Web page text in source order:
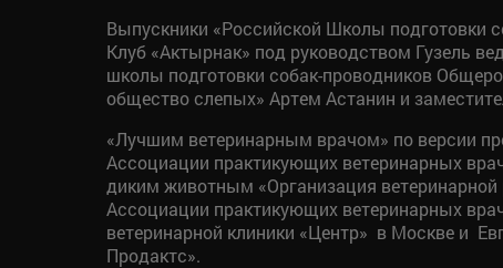
Выпускники «Российской Школы подготовки
Клуб «Актырнак» под руководством Гузель
школы подготовки собак-проводников
общество слепых» Артем Астанин и
«Лучшим ветеринарным врачом» по версии
Ассоциации практикующих ветеринарных
диким животным «Организация
Ассоциации практикующих ветеринарных
ветеринарной клиники «Центр» в Москве и
Продактс».